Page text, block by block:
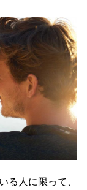
る人に限って、